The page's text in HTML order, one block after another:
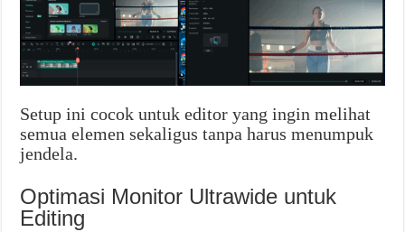
Setup ini cocok untuk editor yang ingin melihat
semua elemen sekaligus tanpa harus menumpuk
jendela.
Optimasi Monitor Ultrawide untuk
Editing